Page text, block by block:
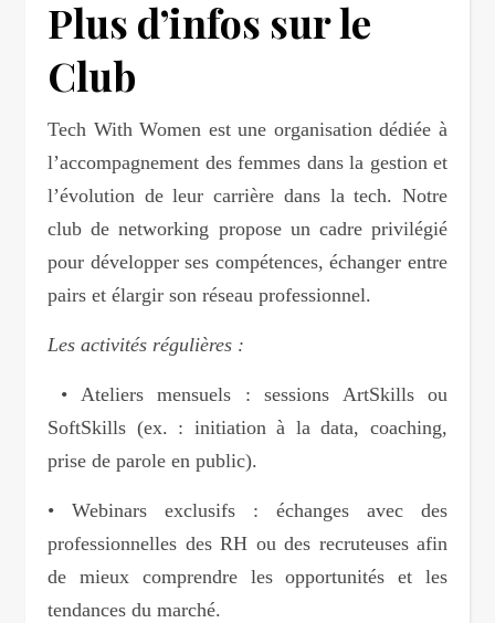
Plus d’infos sur le
Club
Tech With Women est une organisation dédiée à
l’accompagnement des femmes dans la gestion et
l’évolution de leur carrière dans la tech. Notre
club de networking propose un cadre privilégié
pour développer ses compétences, échanger entre
pairs et élargir son réseau professionnel.
Les activités régulières :
• Ateliers mensuels : sessions ArtSkills ou
SoftSkills (ex. : initiation à la data, coaching,
prise de parole en public).
• Webinars exclusifs : échanges avec des
professionnelles des RH ou des recruteuses afin
de mieux comprendre les opportunités et les
tendances du marché.